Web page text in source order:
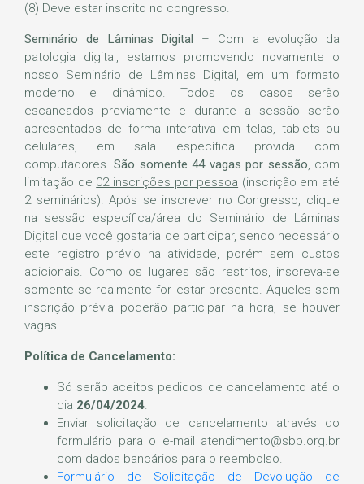
(8) Deve estar inscrito no congresso.
Seminário de Lâminas Digital – Com a evolução da
patologia digital, estamos promovendo novamente o
nosso Seminário de Lâminas Digital, em um formato
moderno e dinâmico. Todos os casos serão
escaneados previamente e durante a sessão serão
apresentados de forma interativa em telas, tablets ou
celulares, em sala específica provida com
computadores.São somente 44 vagas por sessão, com
limitação de 02 inscrições por pessoa (inscrição em até
2 seminários). Após se inscrever no Congresso, clique
na sessão específica/área do Seminário de Lâminas
Digital que você gostaria de participar, sendo necessário
este registro prévio na atividade, porém sem custos
adicionais. Como os lugares são restritos, inscreva-se
somente se realmente for estar presente. Aqueles sem
inscrição prévia poderão participar na hora, se houver
vagas.
Política de Cancelamento:
Só serão aceitos pedidos de cancelamento até o
dia 26/04/2024.
Enviar solicitação de cancelamento através do
formulário para o e-mail atendimento@sbp.org.br
com dados bancários para o reembolso.
Formulário de Solicitação de Devolução de